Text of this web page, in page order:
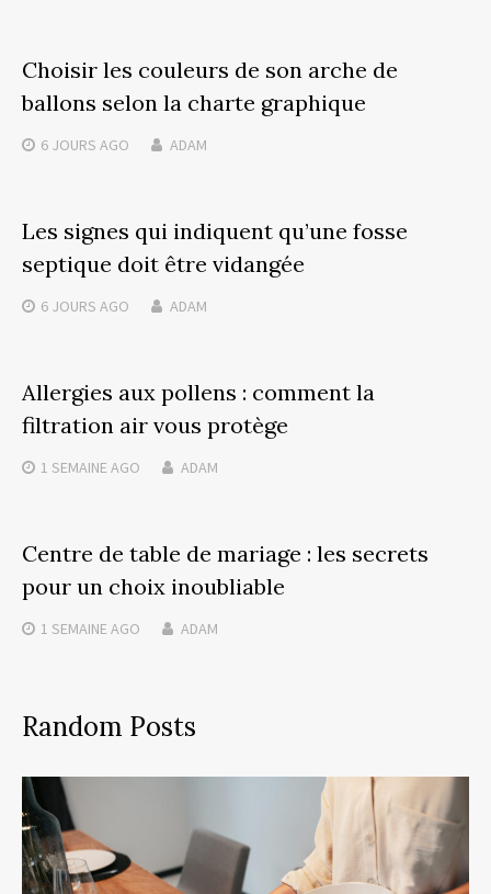
Choisir les couleurs de son arche de
ballons selon la charte graphique
6 JOURS AGO ADAM
Les signes qui indiquent qu’une fosse
septique doit être vidangée
6 JOURS AGO ADAM
Allergies aux pollens : comment la
filtration air vous protège
1 SEMAINE AGO ADAM
Centre de table de mariage : les secrets
pour un choix inoubliable
1 SEMAINE AGO ADAM
Random Posts